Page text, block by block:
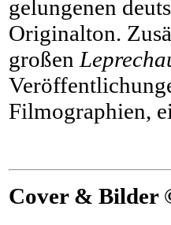
gelungenen
Originalton.
großen
Filmographien,
Cover & Bilder